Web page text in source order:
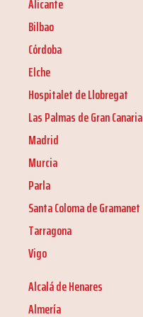
Alicante
Bilbao
Córdoba
Elche
Hospitalet de Llobregat
Las Palmas de Gran Canaria
Madrid
Murcia
Parla
Santa Coloma de Gramanet
Tarragona
Vigo
Alcalá de Henares
Almería